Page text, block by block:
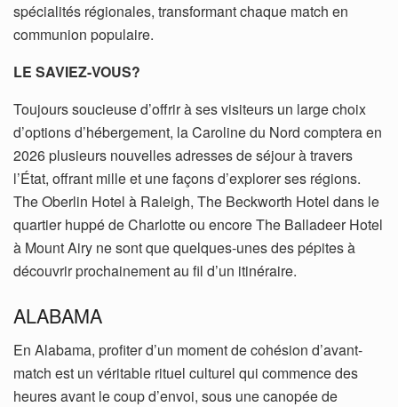
spécialités régionales, transformant chaque match en
communion populaire.
LE SAVIEZ-VOUS?
Toujours soucieuse d’offrir à ses visiteurs un large choix
d’options d’hébergement, la Caroline du Nord comptera en
2026 plusieurs nouvelles adresses de séjour à travers
l’État, offrant mille et une façons d’explorer ses régions.
The Oberlin Hotel à Raleigh, The Beckworth Hotel dans le
quartier huppé de Charlotte ou encore The Balladeer Hotel
à Mount Airy ne sont que quelques-unes des pépites à
découvrir prochainement au fil d’un itinéraire.
ALABAMA
En Alabama, profiter d’un moment de cohésion d’avant-
match est un véritable rituel culturel qui commence des
heures avant le coup d’envoi, sous une canopée de